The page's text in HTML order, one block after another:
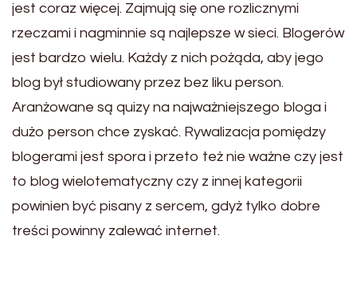
jest coraz więcej. Zajmują się one rozlicznymi
rzeczami i nagminnie są najlepsze w sieci. Blogerów
jest bardzo wielu. Każdy z nich pożąda, aby jego
blog był studiowany przez bez liku person.
Aranżowane są quizy na najważniejszego bloga i
dużo person chce zyskać. Rywalizacja pomiędzy
blogerami jest spora i przeto też nie ważne czy jest
to blog wielotematyczny czy z innej kategorii
powinien być pisany z sercem, gdyż tylko dobre
treści powinny zalewać internet.